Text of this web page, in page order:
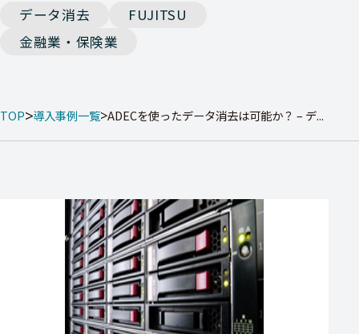
データ消去
FUJITSU
金融業・保険業
TOP 導入事例一覧 ADECを使ったデータ消去は可能か？ – デ...